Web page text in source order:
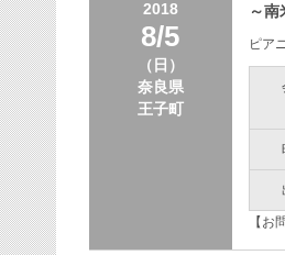
2018
8/5
（日）
奈良県
王子町
～
ピア
【お